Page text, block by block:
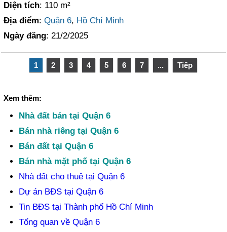
Diện tích: 110 m²
Địa điểm:Quận 6, Hồ Chí Minh
Ngày đăng: 21/2/2025
1 2 3 4 5 6 7 ... Tiếp
Xem thêm:
Nhà đất bán tại Quận 6
Bán nhà riêng tại Quận 6
Bán đất tại Quận 6
Bán nhà mặt phố tại Quận 6
Nhà đất cho thuê tại Quận 6
Dự án BĐS tại Quận 6
Tin BĐS tại Thành phố Hồ Chí Minh
Tổng quan về Quận 6